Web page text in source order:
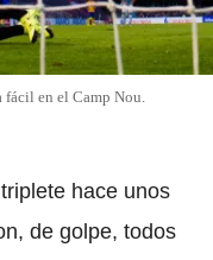
en el Camp Nou.
hace unos
de golpe, todos